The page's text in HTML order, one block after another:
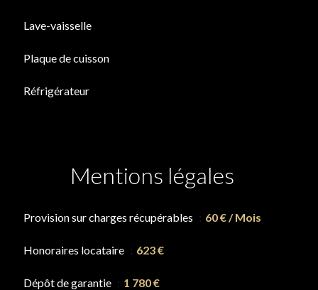
Lave-vaisselle
Plaque de cuisson
Réfrigérateur
Mentions légales
Provision sur charges récupérables 60 € / Mois
Honoraires locataire 623 €
Dépôt de garantie 1 780 €